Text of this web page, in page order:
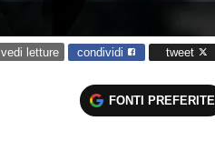
vedi letture condividi tweet
FONTI PREFERITE